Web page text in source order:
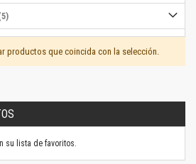
productos que coincida con la selección.
su lista de favoritos.